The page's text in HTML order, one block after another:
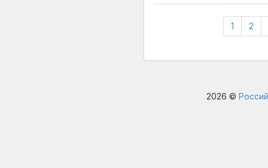
1 2
2026 ©